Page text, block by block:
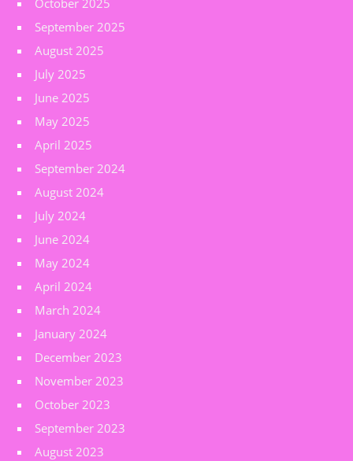
October 2025
September 2025
August 2025
July 2025
June 2025
May 2025
April 2025
September 2024
August 2024
July 2024
June 2024
May 2024
April 2024
March 2024
January 2024
December 2023
November 2023
October 2023
September 2023
August 2023